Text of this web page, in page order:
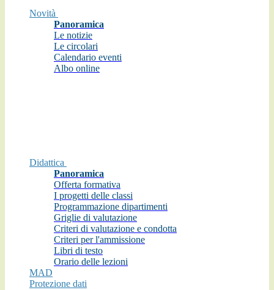
Novità
Panoramica
Le notizie
Le circolari
Calendario eventi
Albo online
Didattica
Panoramica
Offerta formativa
I progetti delle classi
Programmazione dipartimenti
Griglie di valutazione
Criteri di valutazione e condotta
Criteri per l'ammissione
Libri di testo
Orario delle lezioni
MAD
Protezione dati